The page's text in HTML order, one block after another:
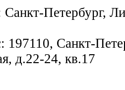
Санкт-Петербург,
197110, Санкт-
д.22-24, кв.17